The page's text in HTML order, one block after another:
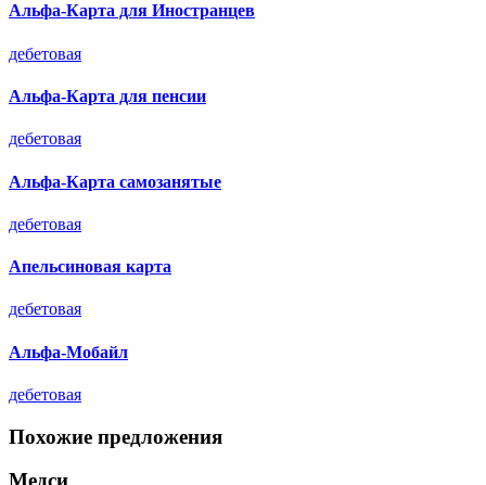
Альфа-Карта для Иностранцев
дебетовая
Альфа-Карта для пенсии
дебетовая
Альфа-Карта самозанятые
дебетовая
Апельсиновая карта
дебетовая
Альфа-Мобайл
дебетовая
Похожие предложения